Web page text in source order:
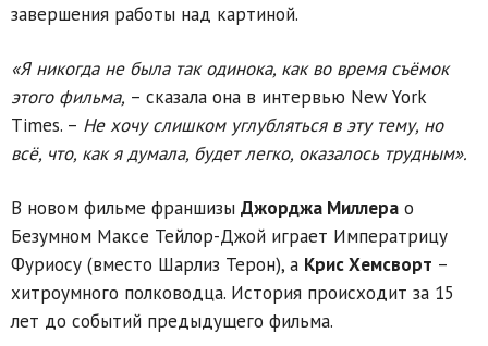
завершения работы над картиной.
«Я никогда не была так одинока, как во время съёмок
этого фильма, – сказала она в интервью New York
Times. – Не хочу слишком углубляться в эту тему, но
всё, что, как я думала, будет легко, оказалось трудным».
В новом фильме франшизы Джорджа Миллера о
Безумном Максе Тейлор-Джой играет Императрицу
Фуриосу (вместо Шарлиз Терон), а Крис Хемсворт –
хитроумного полководца. История происходит за 15
лет до событий предыдущего фильма.